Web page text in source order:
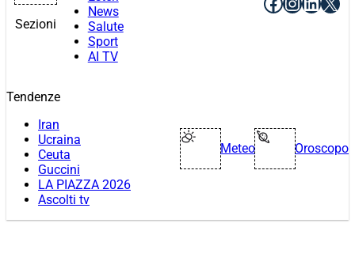
Sezioni
News
Salute
Sport
AI TV
Tendenze
Iran
Ucraina
Ceuta
Guccini
LA PIAZZA 2026
Ascolti tv
Meteo Oroscopo